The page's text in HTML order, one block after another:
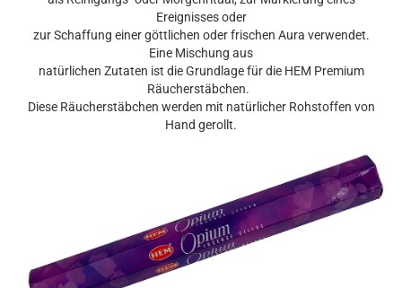
Ereignisses oder
zur Schaffung einer göttlichen oder frischen Aura verwendet.
Eine Mischung aus
natürlichen Zutaten ist die Grundlage für die HEM Premium
Räucherstäbchen.
Diese Räucherstäbchen werden mit natürlicher Rohstoffen von
Hand gerollt.